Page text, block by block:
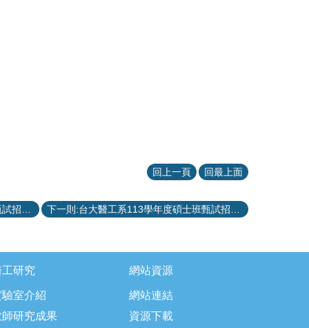
回上一頁 回最上面
研究
驗室介紹
師研究成果
網站資源
網站連結
資源下載